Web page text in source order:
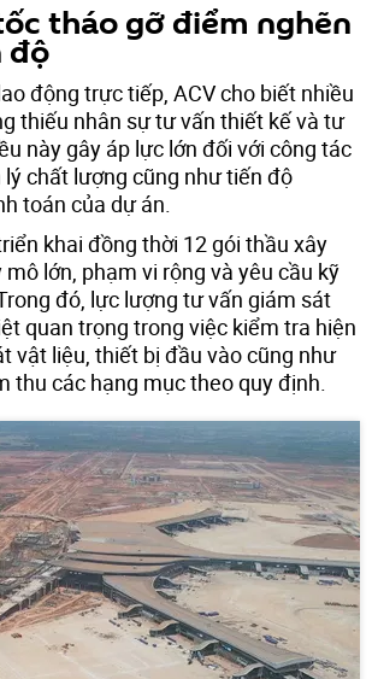
tháo gỡ điểm nghẽn
độ
động trực tiếp, ACV cho biết nhiều
thiếu nhân sự tư vấn thiết kế và tư
này gây áp lực lớn đối với công tác
lý chất lượng cũng như tiến độ
toán của dự án.
khai đồng thời 12 gói thầu xây
lớn, phạm vi rộng và yêu cầu kỹ
đó, lực lượng tư vấn giám sát
quan trọng trong việc kiểm tra hiện
vật liệu, thiết bị đầu vào cũng như
thu các hạng mục theo quy định.